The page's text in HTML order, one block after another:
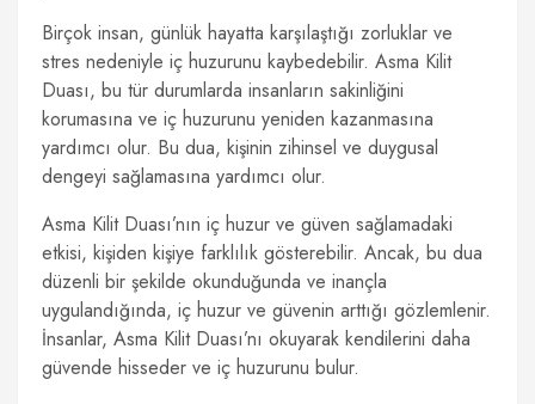
Birçok insan, günlük hayatta karşılaştığı zorluklar ve
stres nedeniyle iç huzurunu kaybedebilir. Asma Kilit
Duası, bu tür durumlarda insanların sakinliğini
korumasına ve iç huzurunu yeniden kazanmasına
yardımcı olur. Bu dua, kişinin zihinsel ve duygusal
dengeyi sağlamasına yardımcı olur.
Asma Kilit Duası’nın iç huzur ve güven sağlamadaki
etkisi, kişiden kişiye farklılık gösterebilir. Ancak, bu dua
düzenli bir şekilde okunduğunda ve inançla
uygulandığında, iç huzur ve güvenin arttığı gözlemlenir.
İnsanlar, Asma Kilit Duası’nı okuyarak kendilerini daha
güvende hisseder ve iç huzurunu bulur.